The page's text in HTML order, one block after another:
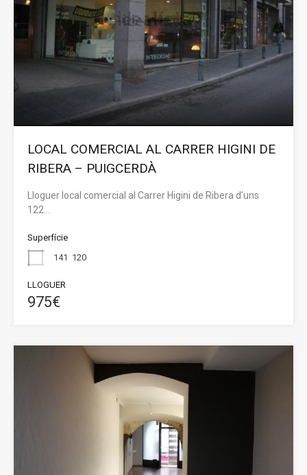
LOCAL COMERCIAL AL CARRER HIGINI DE
RIBERA – PUIGCERDÀ
Lloguer local comercial al Carrer Higini de Ribera d’uns
122…
Superfície
141 120
LLOGUER
975€